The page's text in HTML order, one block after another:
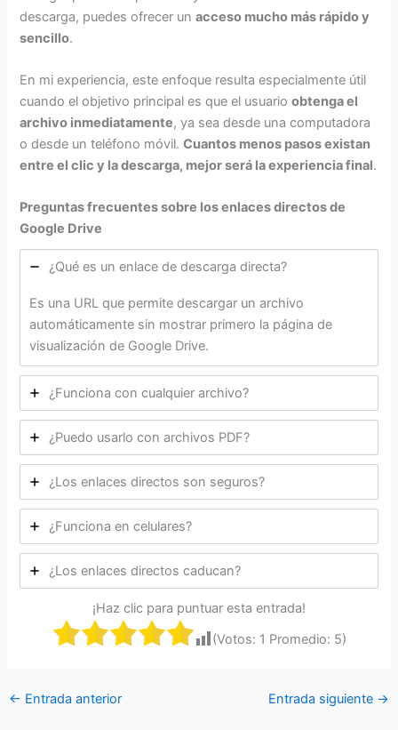
descarga, puedes ofrecer unacceso mucho más rápido y
sencillo.
En mi experiencia, este enfoque resulta especialmente útil
cuando el objetivo principal es que el usuarioobtenga el
archivo inmediatamente, ya sea desde una computadora
o desde un teléfono móvil.Cuantos menos pasos existan
entre el clic y la descarga, mejor será la experiencia final.
Preguntas frecuentes sobre los enlaces directos de
Google Drive
¿Qué es un enlace de descarga directa?
Es una URL que permite descargar un archivo
automáticamente sin mostrar primero la página de
visualización de Google Drive.
¿Funciona con cualquier archivo?
¿Puedo usarlo con archivos PDF?
¿Los enlaces directos son seguros?
¿Funciona en celulares?
¿Los enlaces directos caducan?
¡Haz clic para puntuar esta entrada!
(Votos: 1 Promedio: 5)
← Entrada anterior Entrada siguiente →